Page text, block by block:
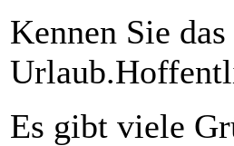
Kennen Sie
Es gibt viele